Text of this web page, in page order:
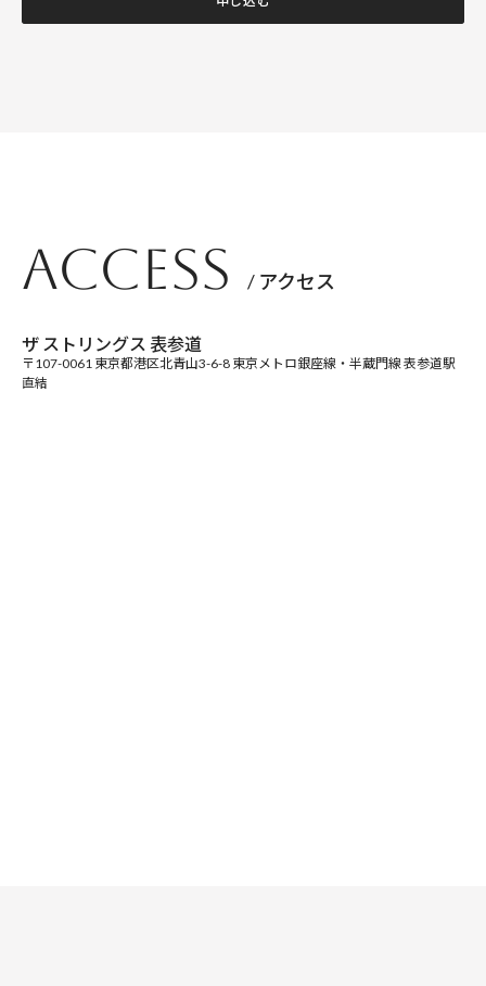
ACCESS / アクセス
ザ ストリングス 表参道
〒107-0061 東京都港区北青山3-6-8 東京メトロ銀座線・半蔵門線 表参道駅
直結